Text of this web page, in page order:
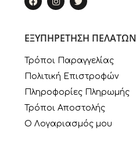
ΕΞΥΠΗΡΕΤΗΣΗ ΠΕΛΑΤΩΝ
Τρόποι Παραγγελίας
Πολιτική Επιστροφών
Πληροφορίες Πληρωμής
Τρόποι Αποστολής
Ο Λογαριασμός μου